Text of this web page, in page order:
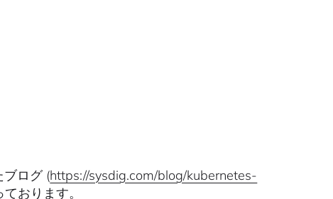
ログ (https://sysdig.com/blog/kubernetes-
おります。